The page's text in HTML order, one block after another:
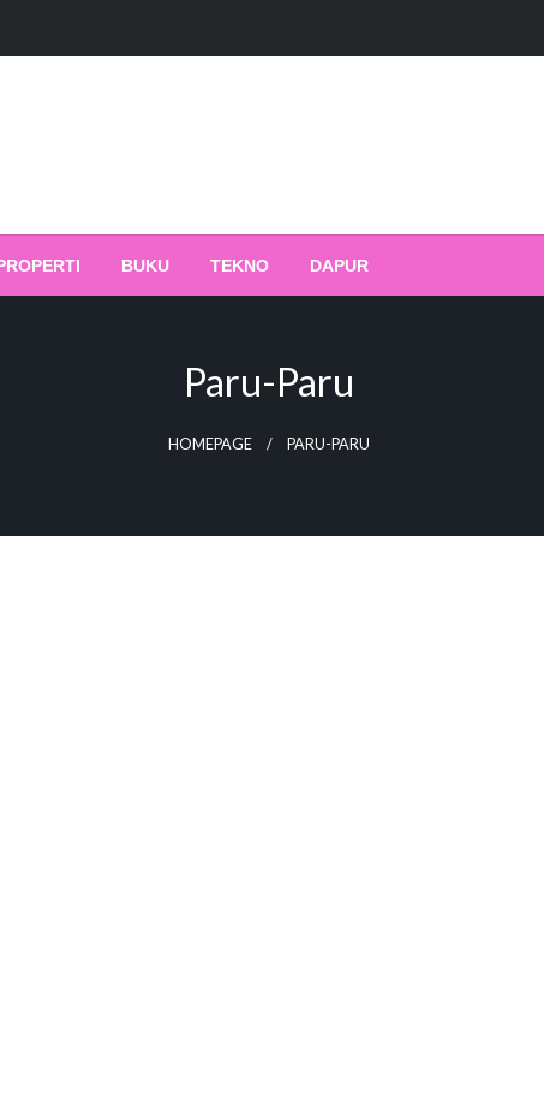
BUKU TEKNO DAPUR
Paru-Paru
HOMEPAGE PARU-PARU